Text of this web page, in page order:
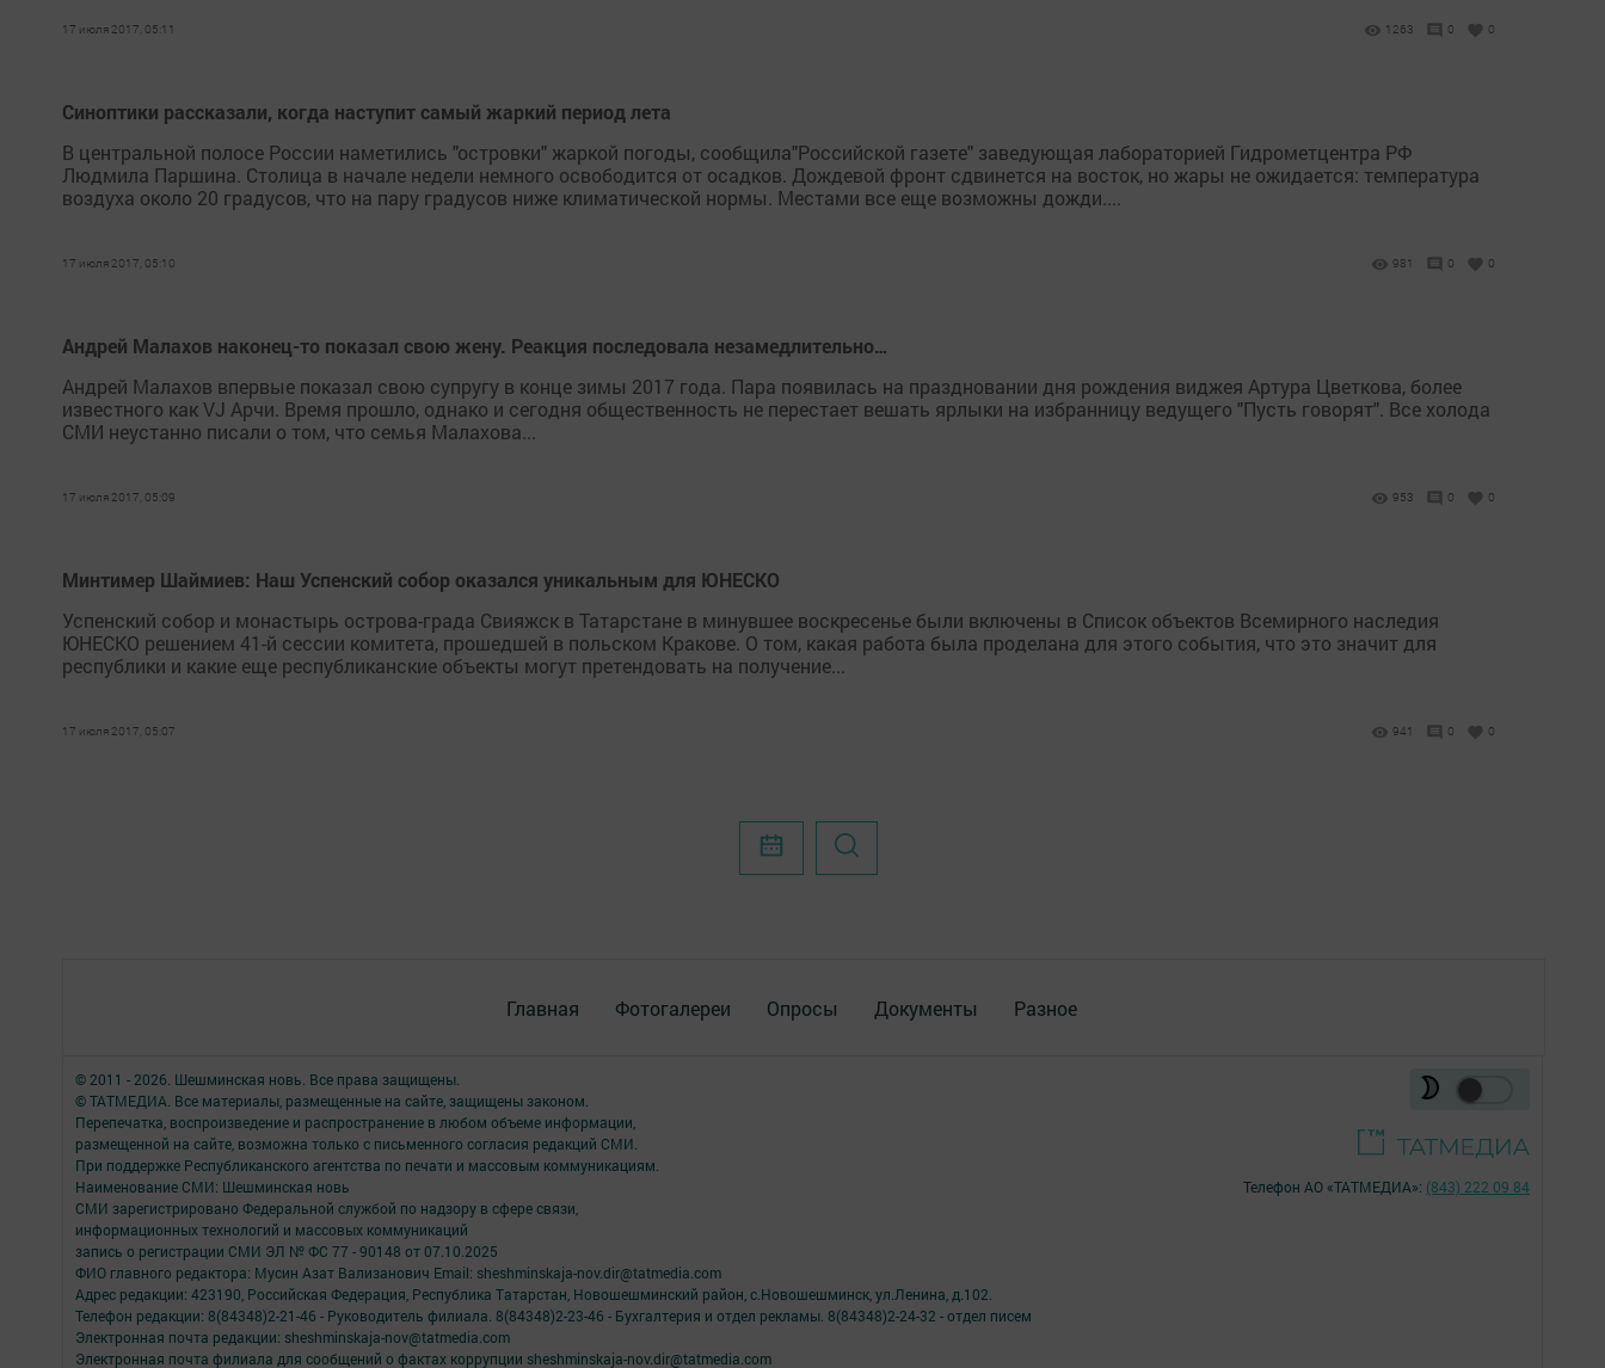
17 июля 2017, 05:11 1263 0 0
Синоптики рассказали, когда наступит самый жаркий период лета
В центральной полосе России наметились "островки" жаркой погоды, сообщила"Российской газете" заведующая лабораторией Гидрометцентра РФ
Людмила Паршина. Столица в начале недели немного освободится от осадков. Дождевой фронт сдвинется на восток, но жары не ожидается: температура
воздуха около 20 градусов, что на пару градусов ниже климатической нормы. Местами все еще возможны дожди....
17 июля 2017, 05:10 981 0 0
Андрей Малахов наконец-то показал свою жену. Реакция последовала незамедлительно…
Андрей Малахов впервые показал свою супругу в конце зимы 2017 года. Пара появилась на праздновании дня рождения виджея Артура Цветкова, более
известного как VJ Арчи. Время прошло, однако и сегодня общественность не перестает вешать ярлыки на избранницу ведущего "Пусть говорят". Все холода
СМИ неустанно писали о том, что семья Малахова...
17 июля 2017, 05:09 953 0 0
Минтимер Шаймиев: Наш Успенский собор оказался уникальным для ЮНЕСКО
Успенский собор и монастырь острова-града Свияжск в Татарстане в минувшее воскресенье были включены в Список объектов Всемирного наследия
ЮНЕСКО решением 41-й сессии комитета, прошедшей в польском Кракове. О том, какая работа была проделана для этого события, что это значит для
республики и какие еще республиканские объекты могут претендовать на получение...
17 июля 2017, 05:07 941 0 0
Главная Фотогалереи Опросы Документы Разное
© 2011 - 2026. Шешминская новь. Все права защищены.
© ТАТМЕДИА. Все материалы, размещенные на сайте, защищены законом.
Перепечатка, воспроизведение и распространение в любом объеме информации,
размещенной на сайте, возможна только с письменного согласия редакций СМИ.
При поддержке Республиканского агентства по печати и массовым коммуникациям.
Наименование СМИ: Шешминская новь
СМИ зарегистрировано Федеральной службой по надзору в сфере связи,
информационных технологий и массовых коммуникаций
запись о регистрации СМИ ЭЛ № ФС 77 - 90148 от 07.10.2025
ФИО главного редактора: Мусин Азат Вализанович Email: sheshminskaja-nov.dir@tatmedia.com
Адрес редакции: 423190, Российская Федерация, Республика Татарстан, Новошешминский район, с.Новошешминск, ул.Ленина, д.102.
Телефон редакции: 8(84348)2-21-46 - Руководитель филиала. 8(84348)2-23-46 - Бухгалтерия и отдел рекламы. 8(84348)2-24-32 - отдел писем
Электронная почта редакции: sheshminskaja-nov@tatmedia.com
Электронная почта филиала для сообщений о фактах коррупции sheshminskaja-nov.dir@tatmedia.com
Телефон АО «ТАТМЕДИА»: (843) 222 09 84